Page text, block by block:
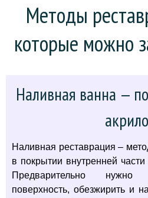
Методы
которые можно
Наливная ванна —
Наливная реставрация –
в покрытии внутренней
Предварительно
поверхность, обезжирить и